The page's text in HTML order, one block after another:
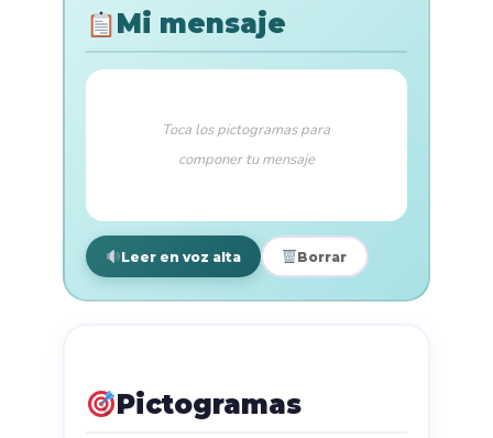
Mi mensaje
Leer en voz alta Borrar
Pictogramas